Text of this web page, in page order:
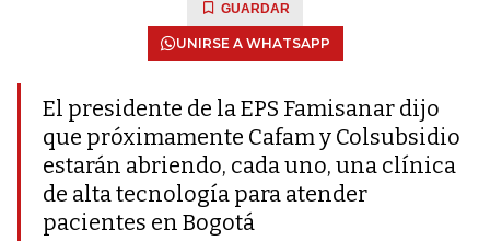
GUARDAR
UNIRSE A WHATSAPP
El presidente de la EPS Famisanar dijo
que próximamente Cafam y Colsubsidio
estarán abriendo, cada uno, una clínica
de alta tecnología para atender
pacientes en Bogotá